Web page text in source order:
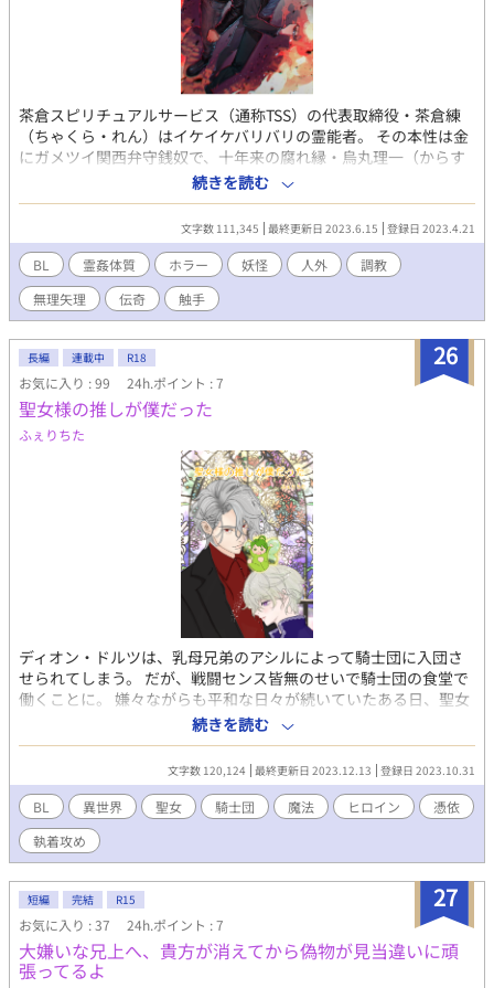
茶倉スピリチュアルサービス（通称TSS）の代表取締役・茶倉練
（ちゃくら・れん）はイケイケバリバリの霊能者。 その本性は金
にガメツイ関西弁守銭奴で、十年来の腐れ縁・烏丸理一（からす
ま・りいち）を馬車馬の如くこき使っていた。 昔馴染みの修験
者・煤祓正（すすはら・せい）に会うため久しぶりに十江村を訪
れた茶倉は、個人的に因縁ある正の息子・玄（げん）と再会を果
たす。 茶倉と玄は十五年前「稚児の戯」と呼ばれる術者の子弟の
技比べに参加した間柄だが、玄は自分を下し、勝利を掴んだ茶倉
を恨んでいた。 一方十江村では、祭りの日に開催される稚児行列
で神隠しが起きていた。 正と共に山奥で修行していた茶倉は、嘗
て消えた稚児たちが戯れる現場に出くわし、神隠しのカラクリを
看破するのだが……。 （ホラー/ミステリー/触手/人外/異種姦/凌
辱/無理矢理/SМ/調教/執着/関西弁/誘い受け） ※時系列的には
「死神問答」と「憑依狂言」の間。東北で修行中の茶倉の話で
す。 ※浮気描写有りなので注意。茶倉が受けに回っています。 表
紙：ｶﾂﾊｼ（@katsuhashi_TW）様 挿絵：甘夜にふる
続きを読む
文字数 111,345 最終更新日 2023.6.15 登録日 2023.4.21
BL 霊姦体質 ホラー 妖怪 人外
調教
無理矢理
伝奇 触手
26
長編 連載中 R18
お気に入り : 99 24h.ポイント : 7
聖女様の推しが僕だった
ふぇりちた
ディオン・ドルツは、乳母兄弟のアシルによって騎士団に入団さ
せられてしまう。 だが、戦闘センス皆無のせいで騎士団の食堂で
働くことに。 嫌々ながらも平和な日々が続いていたある日、聖女
召喚の一大イベントが決行された。 国の要人達を次々に虜にして
いくと噂の聖女が、どうやらアシルと距離を縮めているらしい。
「副団長、そろそろ退団を………」 「馬鹿を言うな。君が辞めた
ら、誰が問題児のお守りをするんだ」 「きゃあっ！ 生ディオン
君！ 本物？！ や〜ん、私の嫁！！」 「？！ 何、この人。こ
わ」 「ディオン、聖女様に失礼だぞ」 「嘘、これが聖女？ マジ
でか」 「怯えるディオン君を支えるアシル、萌えー！！」 「も、
もえ？」 表紙イラスト 本当は、騎士団の制服のイラストを描きた
かったのですが、素人には無理でした。申し訳ありません。 今後
修正します。
続きを読む
文字数 120,124 最終更新日 2023.12.13 登録日 2023.10.31
BL 異世界 聖女 騎士団 魔法 ヒロイン
憑依
執着攻め
27
短編 完結 R15
お気に入り : 37 24h.ポイント : 7
大嫌いな兄上へ、貴方が消えてから偽物が見当違いに頑
張ってるよ